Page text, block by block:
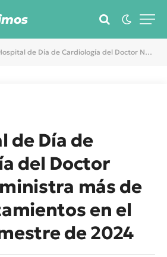
de Día de Cardiología del Doctor Negrín administra más de 5.200 tratamientos en el primer semestre de 2024
de Día de
del Doctor
más de
en el
de 2024